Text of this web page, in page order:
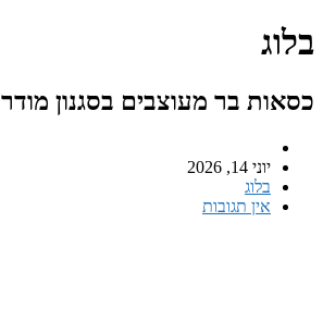
בלוג
כסאות בר מעוצבים בסגנון
יוני 14, 2026
בלוג
אין תגובות